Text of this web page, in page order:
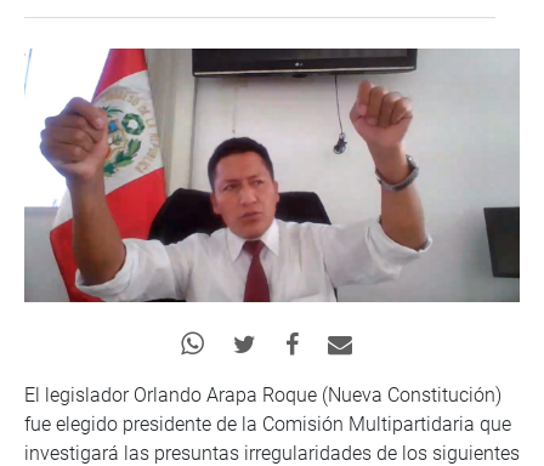
El legislador Orlando Arapa Roque (Nueva Constitución)
fue elegido presidente de la Comisión Multipartidaria que
investigará las presuntas irregularidades de los siguientes